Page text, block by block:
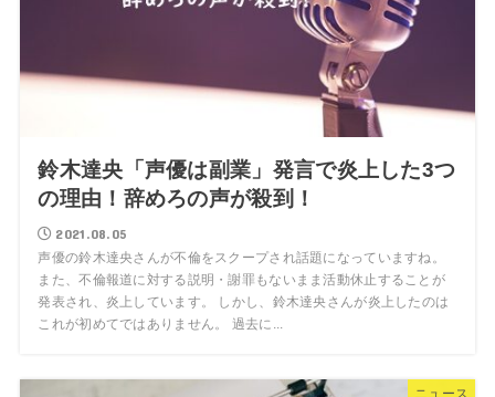
鈴木達央「声優は副業」発言で炎上した3つ
の理由！辞めろの声が殺到！
2021.08.05
声優の鈴木達央さんが不倫をスクープされ話題になっていますね。
また、不倫報道に対する説明・謝罪もないまま活動休止することが
発表され、炎上しています。 しかし、鈴木達央さんが炎上したのは
これが初めてではありません。 過去に...
ニュース